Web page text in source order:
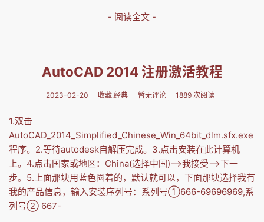
- 阅读全文 -
AutoCAD 2014 注册激活教程
2023-02-20 收藏.经典 暂无评论 1889 次阅读
1.双击
AutoCAD_2014_Simplified_Chinese_Win_64bit_dlm.sfx.exe
程序。2.等待autodesk自解压完成。3.点击安装在此计算机
上。4.点击国家或地区：China(选择中国)-->我接受-->下一
步。5.上面那块用蓝色圈着的，默认就可以，下面那块选择我有
我的产品信息，输入安装序列号：系列号①666-69696969,系
列号② 667-